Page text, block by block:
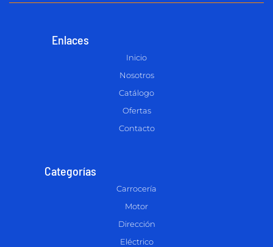
Enlaces
Inicio
Nosotros
Catálogo
Ofertas
Contacto
Categorías
Carrocería
Motor
Dirección
Eléctrico